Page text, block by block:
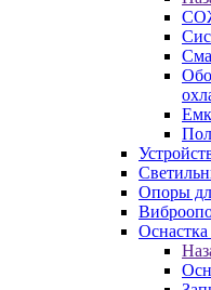
Опоры
Оснастка